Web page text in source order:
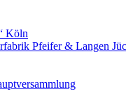
Köln
Pfeifer & Langen